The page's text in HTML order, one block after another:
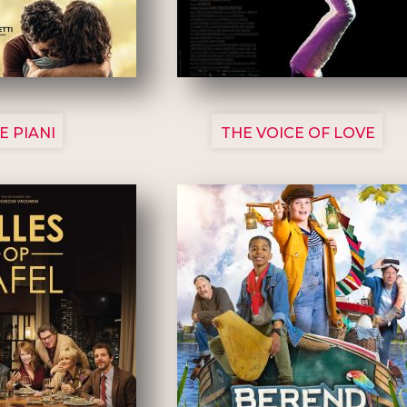
3129
PIANI
3135
THE VOICE OF LOVE